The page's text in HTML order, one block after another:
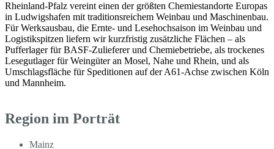
Rheinland-Pfalz vereint einen der größten Chemiestandorte Europas
in Ludwigshafen mit traditionsreichem Weinbau und Maschinenbau.
Für Werksausbau, die Ernte- und Lesehochsaison im Weinbau und
Logistikspitzen liefern wir kurzfristig zusätzliche Flächen – als
Pufferlager für BASF-Zulieferer und Chemiebetriebe, als trockenes
Lesegutlager für Weingüter an Mosel, Nahe und Rhein, und als
Umschlagsfläche für Speditionen auf der A61-Achse zwischen Köln
und Mannheim.
Region im Porträt
Mainz